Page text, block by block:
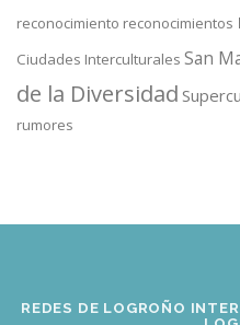
reconocimiento reconocimientos
Ciudades Interculturales San
de la Diversidad
rumores
REDES DE LOGROÑO